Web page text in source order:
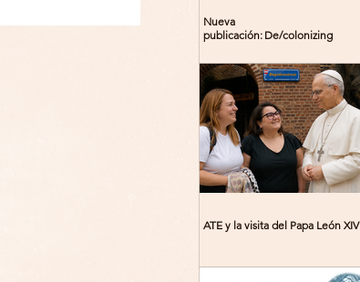
Nueva
publicación: De/colonizing
Contemporary Challenges,
Theoretical Reflections
ATE y la visita del Papa León XIV